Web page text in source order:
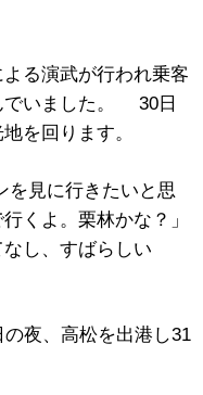
る演武が行われ乗客
でいました。 30日
を回ります。
を見に行きたいと思
くよ。栗林かな？」
なし、すばらしい
夜、高松を出港し31